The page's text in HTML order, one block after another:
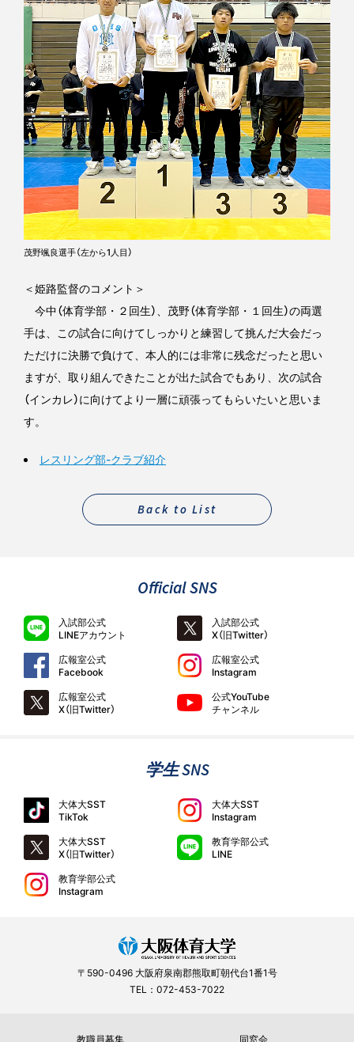
茂野颯良選手（左から1人目）
＜姫路監督のコメント＞
今中（体育学部・２回生）、茂野（体育学部・１回生）の両選
手は、この試合に向けてしっかりと練習して挑んだ大会だっ
ただけに決勝で負けて、本人的には非常に残念だったと思い
ますが、取り組んできたことが出た試合でもあり、次の試合
（インカレ）に向けてより一層に頑張ってもらいたいと思いま
す。
レスリング部-クラブ紹介
Back to List
Official SNS
入試部公式
LINEアカウント
入試部公式
X（旧Twitter）
広報室公式
Facebook
広報室公式
Instagram
広報室公式
X（旧Twitter）
公式YouTube
チャンネル
学生 SNS
大体大SST
TikTok
大体大SST
Instagram
大体大SST
X（旧Twitter）
教育学部公式
LINE
教育学部公式
Instagram
〒590-0496 大阪府泉南郡熊取町朝代台1番1号
TEL：072-453-7022
教職員募集 同窓会